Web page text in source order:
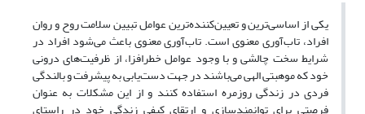
یکی از اساسی‌ترین و تعیین‌کننده‌ترین عوامل تبیین سلامت روح و روان
افراد، تاب‌آوری معنوی است. تاب‌آوری معنوی باعث می‌شود افراد در
شرایط سخت چالشی و با وجود عوامل خطرافزا، از ظرفیت‌های درونی
خود که موهبتی الهی می‌باشند در جهت دست‌یابی به پیشرفت و بالندگی
فردی در زندگی روزمره استفاده کنند و از این مشکلات به عنوان